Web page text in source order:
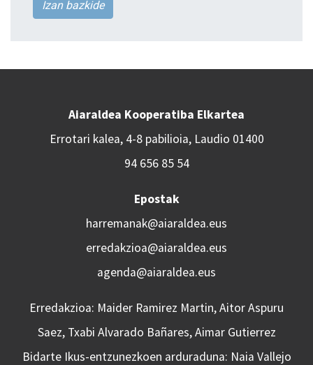
Izan bazkide
Aiaraldea Kooperatiba Elkartea
Errotari kalea, 4-8 pabilioia, Laudio 01400
94 656 85 54
Epostak
harremanak@aiaraldea.eus
erredakzioa@aiaraldea.eus
agenda@aiaraldea.eus
Erredakzioa: Maider Ramirez Martin, Aitor Aspuru
Saez, Txabi Alvarado Bañares, Aimar Gutierrez
Bidarte Ikus-entzunezkoen arduraduna: Naia Vallejo